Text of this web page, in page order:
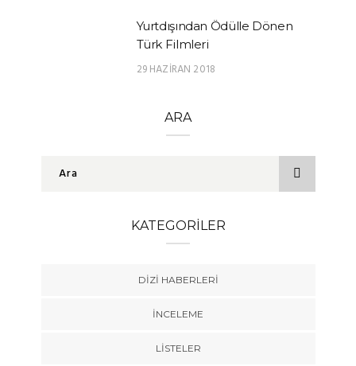
Yurtdışından Ödülle Dönen
Türk Filmleri
29 HAZIRAN 2018
ARA
KATEGORILER
DIZI HABERLERI
İNCELEME
LISTELER